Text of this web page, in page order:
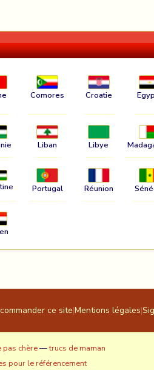
Comores Croatie
Liban Libye
Portugal Réunion
ce site|Mentions légales|
pas chère—trucs de maman
pour le référencement